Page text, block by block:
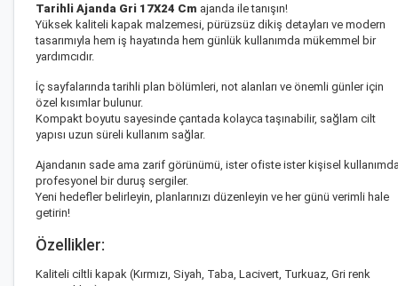
Tarihli Ajanda Gri 17X24 Cm ajanda ile tanışın!
Yüksek kaliteli kapak malzemesi, pürüzsüz dikiş detayları ve modern
tasarımıyla hem iş hayatında hem günlük kullanımda mükemmel bir
yardımcıdır.
İç sayfalarında tarihli plan bölümleri, not alanları ve önemli günler için
özel kısımlar bulunur.
Kompakt boyutu sayesinde çantada kolayca taşınabilir, sağlam cilt
yapısı uzun süreli kullanım sağlar.
Ajandanın sade ama zarif görünümü, ister ofiste ister kişisel
profesyonel bir duruş sergiler.
Yeni hedefler belirleyin, planlarınızı düzenleyin ve her günü verimli hale
getirin!
Özellikler:
Kaliteli ciltli kapak (Kırmızı, Siyah, Taba, Lacivert, Turkuaz, Gri renk